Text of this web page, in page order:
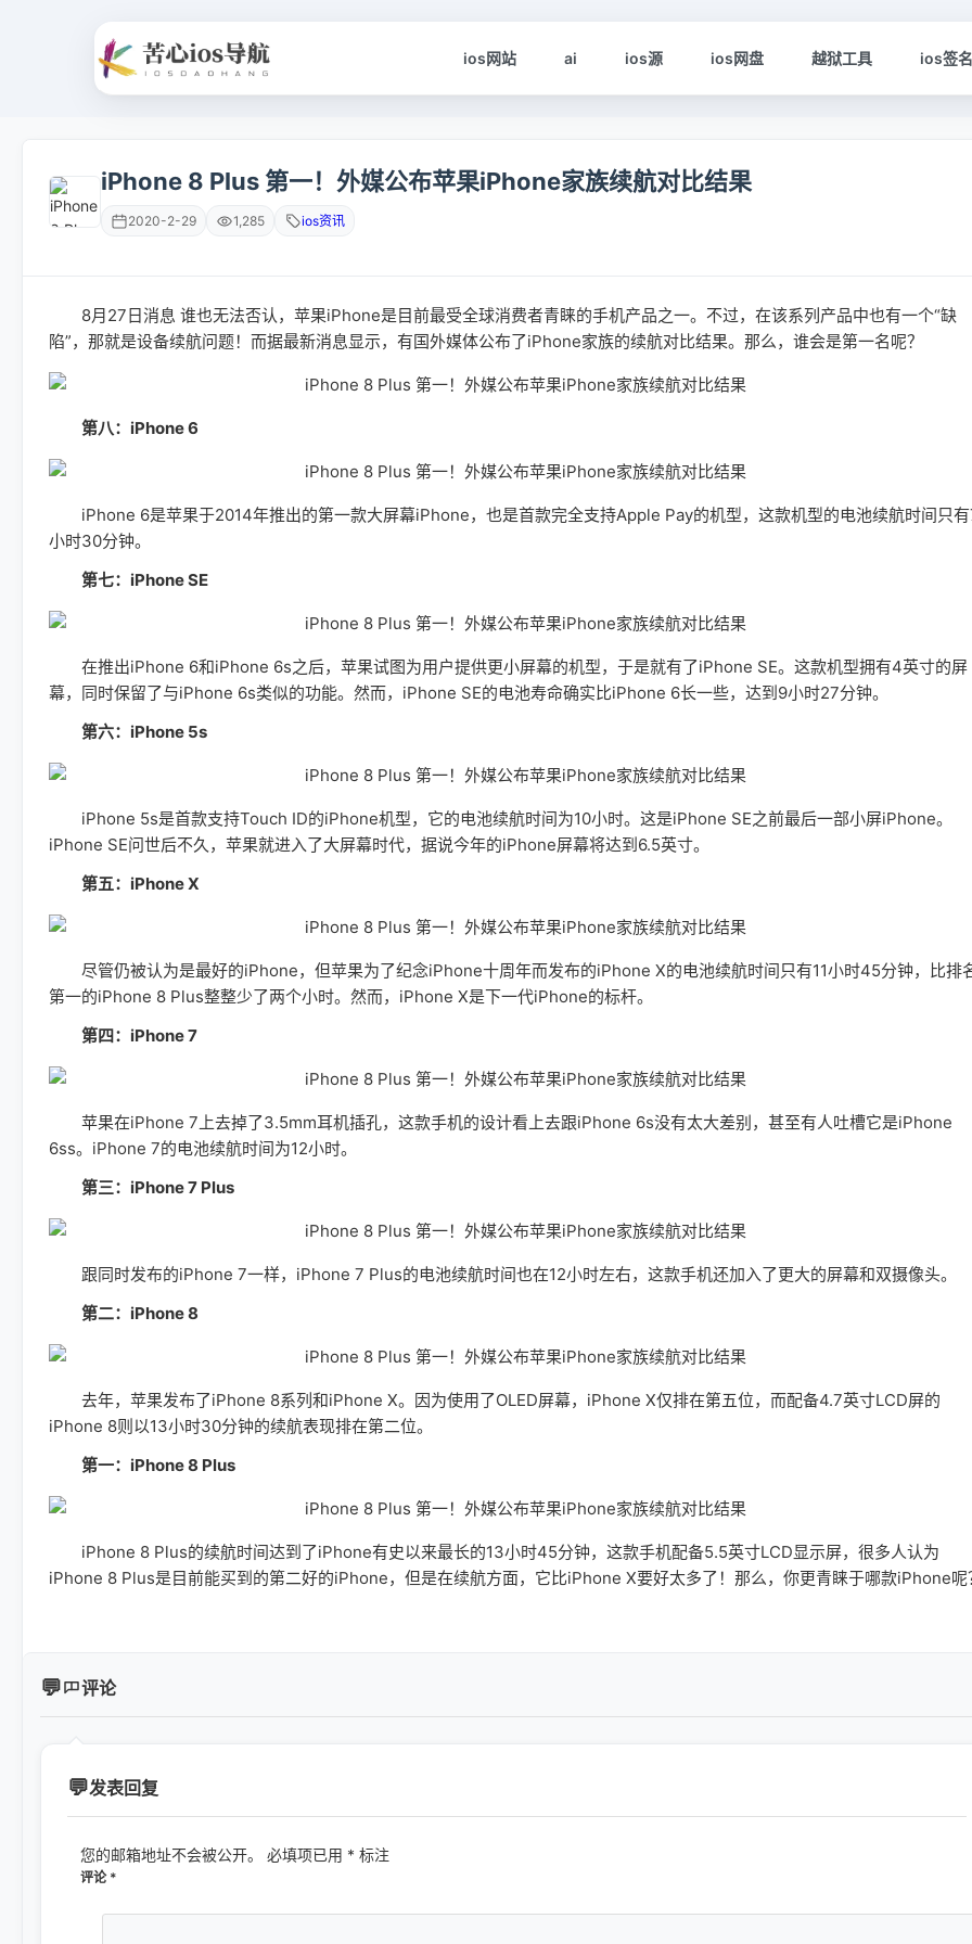
ios网站 ai ios源 ios网盘 越狱工具 ios签
iPhone 8 Plus 第一！外媒公布苹果iPhone家族续航对比结果
2020-2-29 1,285 ios资讯
8月27日消息 谁也无法否认，苹果iPhone是目前最受全球消费者青睐的手机产品之一。不过，在该系列产品中也有一个“缺
陷”，那就是设备续航问题！而据最新消息显示，有国外媒体公布了iPhone家族的续航对比结果。那么，谁会是第一名呢？
第八：iPhone 6
iPhone 6是苹果于2014年推出的第一款大屏幕iPhone，也是首款完全支持Apple Pay的机型，这款机型的电池续航时间只
小时30分钟。
第七：iPhone SE
在推出iPhone 6和iPhone 6s之后，苹果试图为用户提供更小屏幕的机型，于是就有了iPhone SE。这款机型拥有4英寸的屏
幕，同时保留了与iPhone 6s类似的功能。然而，iPhone SE的电池寿命确实比iPhone 6长一些，达到9小时27分钟。
第六：iPhone 5s
iPhone 5s是首款支持Touch ID的iPhone机型，它的电池续航时间为10小时。这是iPhone SE之前最后一部小屏iPhone。
iPhone SE问世后不久，苹果就进入了大屏幕时代，据说今年的iPhone屏幕将达到6.5英寸。
第五：iPhone X
尽管仍被认为是最好的iPhone，但苹果为了纪念iPhone十周年而发布的iPhone X的电池续航时间只有11小时45分钟，比排
第一的iPhone 8 Plus整整少了两个小时。然而，iPhone X是下一代iPhone的标杆。
第四：iPhone 7
苹果在iPhone 7上去掉了3.5mm耳机插孔，这款手机的设计看上去跟iPhone 6s没有太大差别，甚至有人吐槽它是iPhone
6ss。iPhone 7的电池续航时间为12小时。
第三：iPhone 7 Plus
跟同时发布的iPhone 7一样，iPhone 7 Plus的电池续航时间也在12小时左右，这款手机还加入了更大的屏幕和双摄像头。
第二：iPhone 8
去年，苹果发布了iPhone 8系列和iPhone X。因为使用了OLED屏幕，iPhone X仅排在第五位，而配备4.7英寸LCD屏的
iPhone 8则以13小时30分钟的续航表现排在第二位。
第一：iPhone 8 Plus
iPhone 8 Plus的续航时间达到了iPhone有史以来最长的13小时45分钟，这款手机配备5.5英寸LCD显示屏，很多人认为
iPhone 8 Plus是目前能买到的第二好的iPhone，但是在续航方面，它比iPhone X要好太多了！那么，你更青睐于哪款iPhone呢
评论
发表回复
您的邮箱地址不会被公开。 必填项已用 * 标注
评论 *